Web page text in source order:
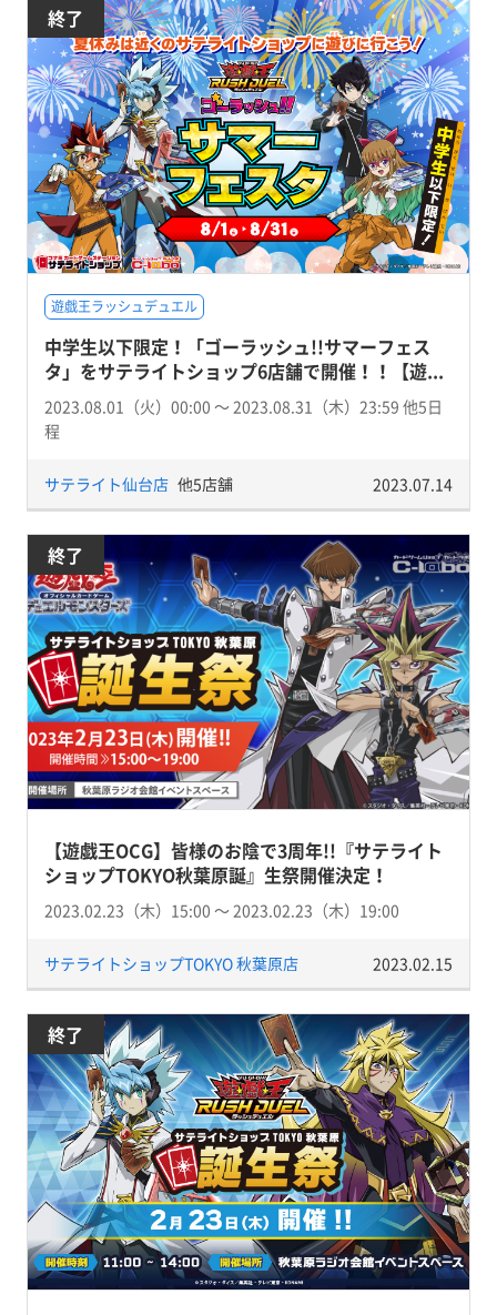
終了
遊戯王ラッシュデュエル
中学生以下限定！「ゴーラッシュ!!サマーフェス
タ」をサテライトショップ6店舗で開催！！【遊...
2023.08.01（火）00:00 〜 2023.08.31（木）23:59 他5日
程
サテライト仙台店 他5店舗 2023.07.14
終了
【遊戯王OCG】皆様のお陰で3周年!!『サテライト
ショップTOKYO秋葉原誕』生祭開催決定！
2023.02.23（木）15:00 〜 2023.02.23（木）19:00
サテライトショップTOKYO 秋葉原店 2023.02.15
終了